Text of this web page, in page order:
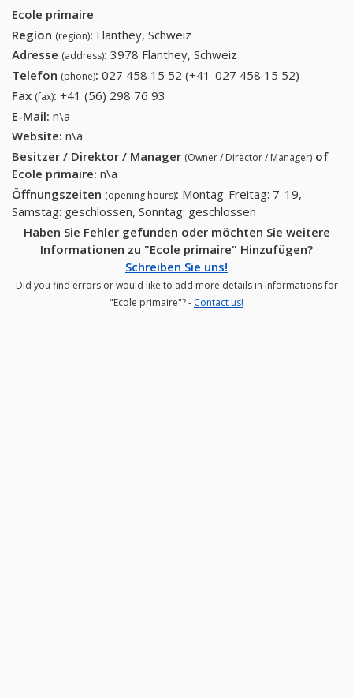
Ecole primaire
Region (region): Flanthey, Schweiz
Adresse (address): 3978 Flanthey, Schweiz
Telefon (phone): 027 458 15 52 (+41-027 458 15 52)
Fax (fax): +41 (56) 298 76 93
E-Mail: n\a
Website: n\a
Besitzer / Direktor / Manager (Owner / Director / Manager) of
Ecole primaire: n\a
Öffnungszeiten (opening hours): Montag-Freitag: 7-19,
Samstag: geschlossen, Sonntag: geschlossen
Haben Sie Fehler gefunden oder möchten Sie weitere
Informationen zu "Ecole primaire" Hinzufügen?
Schreiben Sie uns!
Did you find errors or would like to add more details in informations for
"Ecole primaire"? - Contact us!